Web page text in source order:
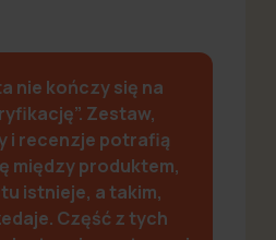
nie kończy się na
Zestaw,
i recenzje potrafią
między produktem,
istnieje, a takim,
Część z tych